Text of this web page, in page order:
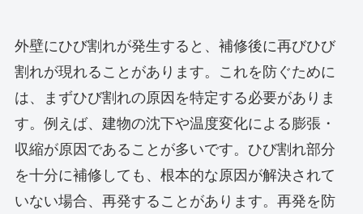
外壁にひび割れが発生すると、補修後に再びひび
割れが現れることがあります。これを防ぐために
は、まずひび割れの原因を特定する必要がありま
す。例えば、建物の沈下や温度変化による膨張・
収縮が原因であることが多いです。ひび割れ部分
を十分に補修しても、根本的な原因が解決されて
いない場合、再発することがあります。再発を防